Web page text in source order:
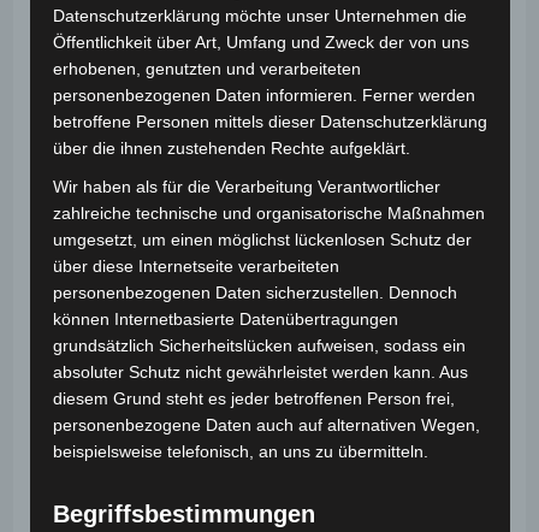
Der Zauberladen kommt
zurück nach Wien
Beitrags-
Autor:
admin
Beitrag
veröffentlicht:
25. November 2025
Kategorie:
Beitrags-
Kommentare:
0 Kommentare
Mein Zauberladen, die Trickbox, war ja auch schon
ursprünglich in Wien beheimatet. Erst in der Corona-
Zeit, wurde er in die Räumlichkeiten nach Wiener
Neustadt übersiedelt. Die letzten Jahre war ich…
WeiterlesenDer
Datenschutzerklärung möchte unser Unternehmen die
Öffentlichkeit über Art, Umfang und Zweck der von uns
erhobenen, genutzten und verarbeiteten
personenbezogenen Daten informieren. Ferner werden
betroffene Personen mittels dieser Datenschutzerklärung
über die ihnen zustehenden Rechte aufgeklärt.
Wir haben als für die Verarbeitung Verantwortlicher
zahlreiche technische und organisatorische Maßnahmen
umgesetzt, um einen möglichst lückenlosen Schutz der
über diese Internetseite verarbeiteten
personenbezogenen Daten sicherzustellen. Dennoch
können Internetbasierte Datenübertragungen
grundsätzlich Sicherheitslücken aufweisen, sodass ein
absoluter Schutz nicht gewährleistet werden kann. Aus
diesem Grund steht es jeder betroffenen Person frei,
personenbezogene Daten auch auf alternativen Wegen,
beispielsweise telefonisch, an uns zu übermitteln.
Begriffsbestimmungen